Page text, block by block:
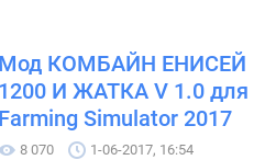
Мод КОМБАЙН ЕНИСЕЙ
1200 И ЖАТКА V 1.0 для
Farming Simulator 2017
8 070
1-06-2017, 16:54